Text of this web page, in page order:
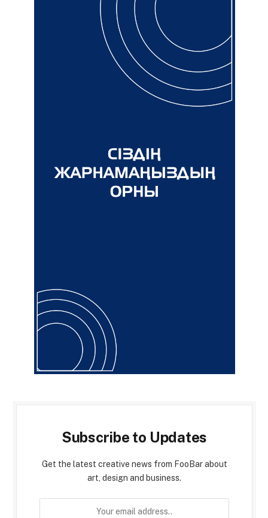
Subscribe to Updates
Get the latest creative news from FooBar about
art, design and business.